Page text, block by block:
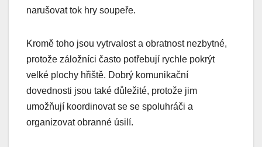
narušovat tok hry soupeře.
Kromě toho jsou vytrvalost a obratnost nezbytné,
protože záložníci často potřebují rychle pokrýt
velké plochy hřiště. Dobrý komunikační
dovednosti jsou také důležité, protože jim
umožňují koordinovat se se spoluhráči a
organizovat obranné úsilí.